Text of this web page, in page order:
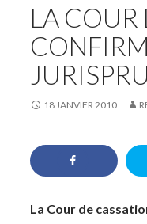
LA COUR
18 JANVIER 2010
La Cour de